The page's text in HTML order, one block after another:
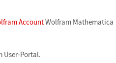
AccountWolfram Mathematica
User-Portal.